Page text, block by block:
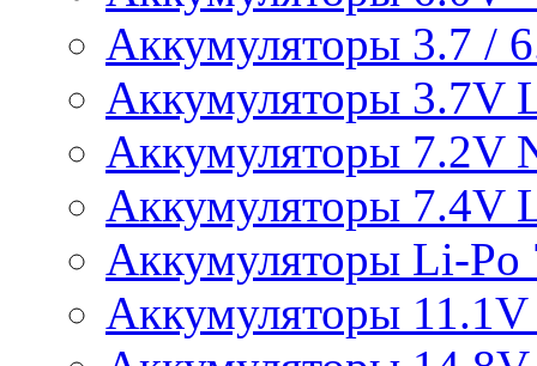
Аккумуляторы 3.7 /
Аккумуляторы 3.7V
Аккумуляторы 7.2V
Аккумуляторы 7.4V
Аккумуляторы Li-Po
Аккумуляторы